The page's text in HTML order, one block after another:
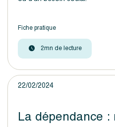
Fiche pratique
2mn de lecture
22/02/2024
La dépendance :